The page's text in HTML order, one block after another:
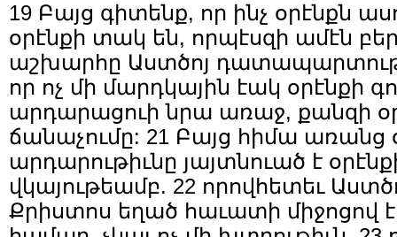
19 Բայց գիտենք, որ ինչ օրէնքն
օրէնքի տակ են, որպէսզի ամէն
աշխարհը Աստծոյ
որ ոչ մի մարդկային էակ օրէնքի
արդարացուի նրա առաջ, քանզի
ճանաչումը: 21 Բայց հիմա առանց
արդարութիւնը յայտնուած է
վկայութեամբ. 22 որովհետեւ
Քրիստոս եղած հաւատի միջոցով